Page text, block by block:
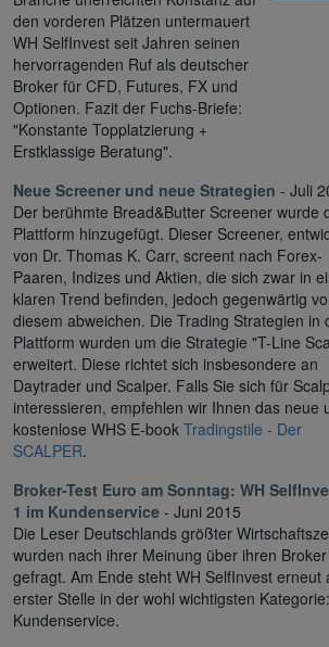
den vorderen Plätzen untermauert
WH SelfInvest seit Jahren seinen
hervorragenden Ruf als deutscher
Broker für CFD, Futures, FX und
Optionen. Fazit der Fuchs-Briefe:
"Konstante Topplatzierung +
Erstklassige Beratung".
Neue Screener und neue Strategien - Juli
Der berühmte Bread&Butter Screener wurde
Plattform hinzugefügt. Dieser Screener,
von Dr. Thomas K. Carr, screent nach Forex-
Paaren, Indizes und Aktien, die sich zwar in
klaren Trend befinden, jedoch gegenwärtig
diesem abweichen. Die Trading Strategien in
Plattform wurden um die Strategie "T-Line
erweitert. Diese richtet sich insbesondere an
Daytrader und Scalper. Falls Sie sich für
interessieren, empfehlen wir Ihnen das neue
kostenlose WHS E-book Tradingstile - Der
SCALPER.
Broker-Test Euro am Sonntag: WH
1 im Kundenservice - Juni 2015
Die Leser Deutschlands größter
wurden nach ihrer Meinung über ihren Broker
gefragt. Am Ende steht WH SelfInvest erneut
erster Stelle in der wohl wichtigsten Kategorie:
Kundenservice.